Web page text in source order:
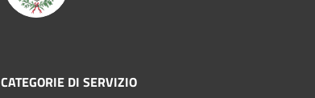
CATEGORIE DI SERVIZIO